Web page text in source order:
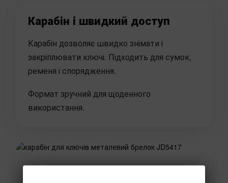
Карабін і швидкий доступ
Карабін дозволяє швидко знімати і
закріплювати ключі. Підходить для сумок,
ременя і спорядження.
Формат зручний для щоденного
використання.